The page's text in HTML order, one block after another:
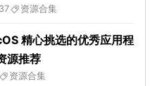
资源合集
精心挑选的优秀应用程
源推荐
资源合集